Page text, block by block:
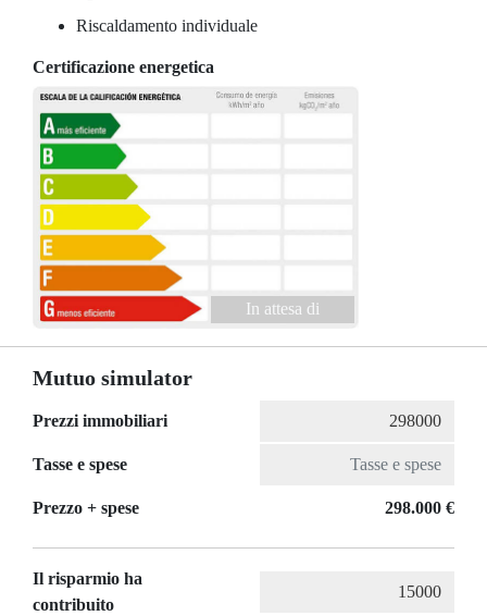
Riscaldamento individuale
Certificazione energetica
In attesa di
Mutuo simulator
Prezzi immobiliari
Tasse e spese
Prezzo + spese 298.000 €
Il risparmio ha
contribuito